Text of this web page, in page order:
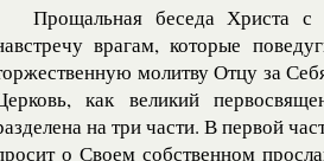
Прощальная беседа Христа
врагам, которые
молитву Отцу за
как великий
на три части. В первой
о Своем собственном